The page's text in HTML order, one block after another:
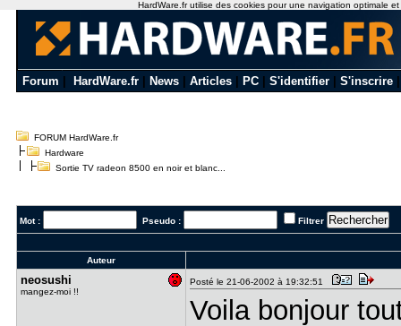
Forum HardWare.fr News Articles PC S'identifier S'inscrire
FORUM HardWare.fr
Hardware
Sortie TV radeon 8500 en noir et blanc...
Mot : Pseudo : Filtrer
Auteur
neosushi
mangez-moi !!
Posté le 21-06-2002 à 19:32:51
Voila bonjour
HardWare.fr utilise des cookies pour une navigation optimale